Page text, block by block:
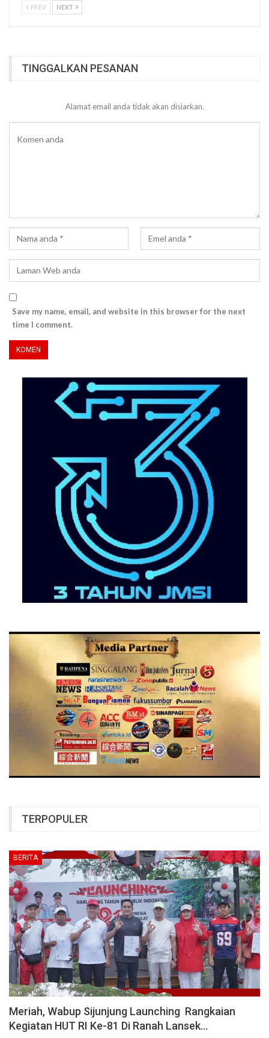
PREV NEXT
TINGGALKAN PESANAN
Alamat email anda tidak akan disiarkan.
Save my name, email, and website in this browser for the next
time I comment.
TERPOPULER
BERITA
Meriah, Wabup Sijunjung Launching Rangkaian
Kegiatan HUT RI Ke-81 Di Ranah Lansek…